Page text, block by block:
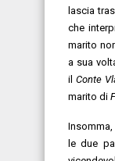
lascia
che
marito
a sua
il Conte
marito di
le due